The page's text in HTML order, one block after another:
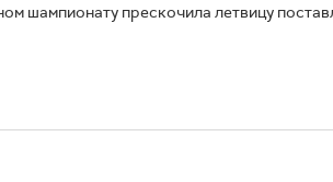
шампионату прескочила летвицу